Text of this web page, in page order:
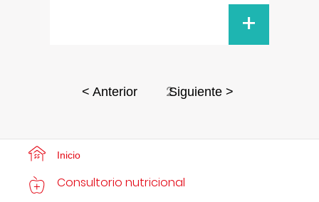
+
< Anterior 2Siguiente >
Inicio
Consultorio nutricional